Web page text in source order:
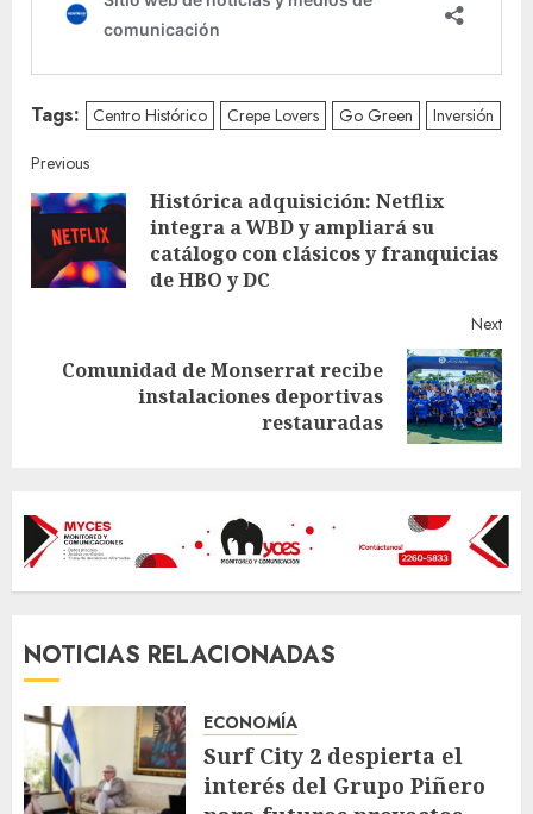
Tags: Centro Histórico Crepe Lovers Go Green Inversión
Continue
Reading
Previous
Histórica adquisición: Netflix
integra a WBD y ampliará su
catálogo con clásicos y franquicias
de HBO y DC
Next
Comunidad de Monserrat recibe
instalaciones deportivas
restauradas
NOTICIAS RELACIONADAS
ECONOMÍA
Surf City 2 despierta el
interés del Grupo Piñero